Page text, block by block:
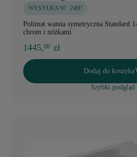
WYSYŁKA W: 24H!
Polimat wanna symetryczna Standard
chrom i nóżkami
1445,00 zł
Dodaj do koszyka
Szybki podgląd